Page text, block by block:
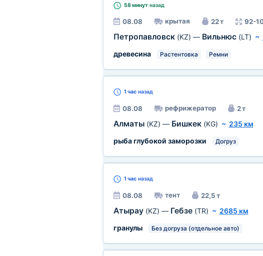
58 минутназад
08.08 крытая 22 т 92-
Петропавловск (KZ) — Вильнюс (LT) ~
древесина
Растентовка Ремни
1 часназад
08.08 рефрижератор 2 т
Алматы (KZ) — Бишкек (KG) ~ 235 км
рыба глубокой заморозки
Догруз
1 часназад
08.08 тент 22,5 т
Атырау (KZ) — Гебзе (TR) ~ 2685 км
гранулы
Без догруза (отдельное авто)